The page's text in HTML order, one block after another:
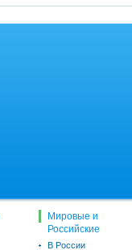
Мировые и
Российские
В России